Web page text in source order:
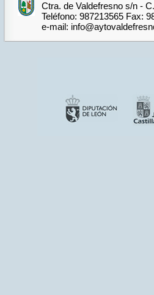
Ctra. de Valdefresno s/n -
Teléfono: 987213565 Fax:
e-mail: